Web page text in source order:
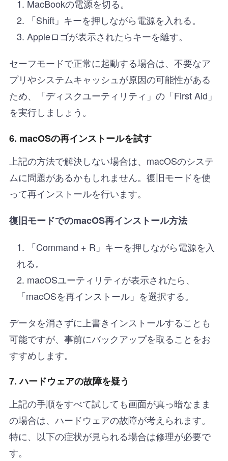
MacBookの電源を切る。
「Shift」キーを押しながら電源を入れる。
Appleロゴが表示されたらキーを離す。
セーフモードで正常に起動する場合は、不要なア
プリやシステムキャッシュが原因の可能性がある
ため、「ディスクユーティリティ」の「First Aid」
を実行しましょう。
6. macOSの再インストールを試す
上記の方法で解決しない場合は、macOSのシステ
ムに問題があるかもしれません。復旧モードを使
って再インストールを行います。
復旧モードでのmacOS再インストール方法
「Command + R」キーを押しながら電源を入
れる。
macOSユーティリティが表示されたら、
「macOSを再インストール」を選択する。
データを消さずに上書きインストールすることも
可能ですが、事前にバックアップを取ることをお
すすめします。
7. ハードウェアの故障を疑う
上記の手順をすべて試しても画面が真っ暗なまま
の場合は、ハードウェアの故障が考えられます。
特に、以下の症状が見られる場合は修理が必要で
す。